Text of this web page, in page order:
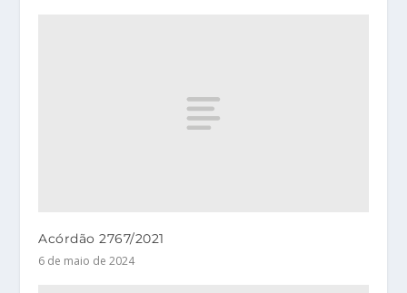
Acórdão 2767/2021
6 de maio de 2024